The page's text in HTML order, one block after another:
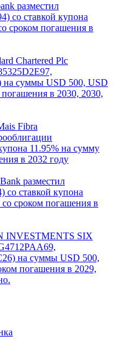
разместил
со ставкой купона
сроком погашения в
Chartered Plc
на суммы USD 500, USD
в 2030, 2030,
Fibra
11.95% на сумму
в 2032 году
разместил
со ставкой купона
сроком погашения в
INVESTMENTS SIX
на суммы USD 500,
погашения в 2029,